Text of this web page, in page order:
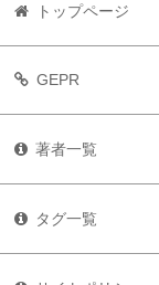
トップページ
GEPR
著者一覧
タグ一覧